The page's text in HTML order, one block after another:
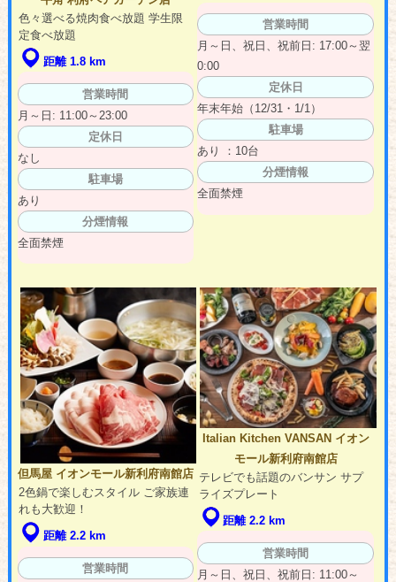
色々選べる焼肉食べ放題 学生限
定食べ放題
距離 1.8 km
営業時間
月～日: 11:00～23:00
定休日
なし
駐車場
あり
分煙情報
全面禁煙
営業時間
月～日、祝日、祝前日: 17:00～翌
0:00
定休日
年末年始（12/31・1/1）
駐車場
あり ：10台
分煙情報
全面禁煙
但馬屋 イオンモール新利府南館店
2色鍋で楽しむスタイル ご家族連
れも大歓迎！
距離 2.2 km
営業時間
Italian Kitchen VANSAN イオン
モール新利府南館店
テレビでも話題のバンサン サプ
ライズプレート
距離 2.2 km
営業時間
月～日、祝日、祝前日: 11:00～